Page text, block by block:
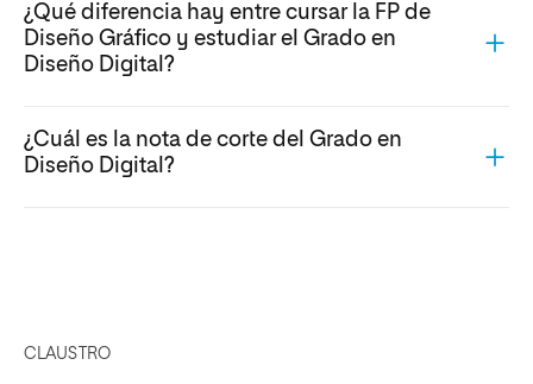
¿Qué diferencia hay entre cursar la FP de
Diseño Gráfico y estudiar el Grado en
Diseño Digital?
¿Cuál es la nota de corte del Grado en
Diseño Digital?
CLAUSTRO